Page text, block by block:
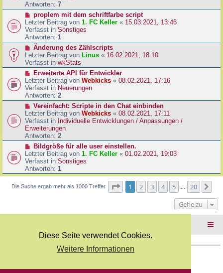
Diese Seite verwendet Cookies.
Weitere Informationen
t
a
g
e
r
B
e
i
t
a
g
Antworten: 7
N
e
u
e
r
B
e
i
r
a
g
proplem mit dem schriftfarbe script
Letzter Beitrag von 1. FC Keller « 15.03.2021, 13:46
Verfasst in Sonstiges
Antworten: 1
N
e
u
e
r
B
e
i
r
a
g
Änderung des Zählscripts
Letzter Beitrag von Linus « 16.02.2021, 18:10
Verfasst in wkStats
N
e
u
e
r
B
e
i
t
r
a
g
Erweiterte API für Entwickler
Letzter Beitrag von Webkicks « 08.02.2021, 17:16
Verfasst in Neuerungen
Antworten: 2
N
e
u
e
r
B
e
i
t
r
g
Vereinfacht: Scripte in den Chat einbinden
Letzter Beitrag von Webkicks « 08.02.2021, 17:11
Verfasst in Individuelle Entwicklungen / Anpassungen /
Erweiterungen
Antworten: 2
N
e
u
e
r
B
e
r
Bildgröße für alle user einstellen.
Letzter Beitrag von 1. FC Keller « 01.02.2021, 19:03
Verfasst in Sonstiges
Antworten: 1
Die Suche ergab mehr als 1000 Treffer Seite von
1 2 3 4 5 20
Gehe zu
Deutsche Übersetzung durchphpBB.de